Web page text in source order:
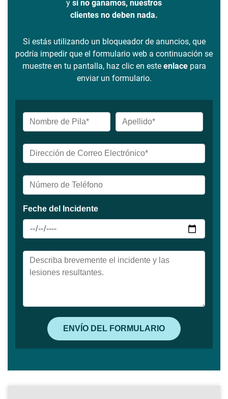
y si no ganamos, nuestros
clientes no deben nada.
Si estás utilizando un bloqueador de anuncios, que
podría impedir que el formulario web a continuación se
muestre en tu pantalla, haz clic en este enlacepara
enviar un formulario.